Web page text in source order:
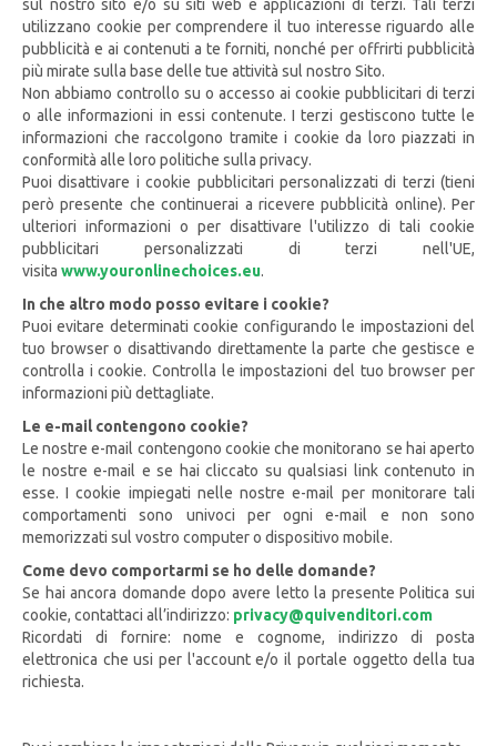
sul nostro sito e/o su siti web e applicazioni di terzi. Tali terzi
utilizzano cookie per comprendere il tuo interesse riguardo alle
pubblicità e ai contenuti a te forniti, nonché per offrirti pubblicità
più mirate sulla base delle tue attività sul nostro Sito.
Non abbiamo controllo su o accesso ai cookie pubblicitari di terzi
o alle informazioni in essi contenute. I terzi gestiscono tutte le
informazioni che raccolgono tramite i cookie da loro piazzati in
conformità alle loro politiche sulla privacy.
Puoi disattivare i cookie pubblicitari personalizzati di terzi (tieni
però presente che continuerai a ricevere pubblicità online). Per
ulteriori informazioni o per disattivare l'utilizzo di tali cookie
pubblicitari personalizzati di terzi nell'UE,
visita www.youronlinechoices.eu.
In che altro modo posso evitare i cookie?
Puoi evitare determinati cookie configurando le impostazioni del
tuo browser o disattivando direttamente la parte che gestisce e
controlla i cookie. Controlla le impostazioni del tuo browser per
informazioni più dettagliate.
Le e-mail contengono cookie?
Le nostre e-mail contengono cookie che monitorano se hai aperto
le nostre e-mail e se hai cliccato su qualsiasi link contenuto in
esse. I cookie impiegati nelle nostre e-mail per monitorare tali
comportamenti sono univoci per ogni e-mail e non sono
memorizzati sul vostro computer o dispositivo mobile.
Come devo comportarmi se ho delle domande?
Se hai ancora domande dopo avere letto la presente Politica sui
cookie, contattaci all’indirizzo: privacy@quivenditori.com
Ricordati di fornire: nome e cognome, indirizzo di posta
elettronica che usi per l'account e/o il portale oggetto della tua
richiesta.